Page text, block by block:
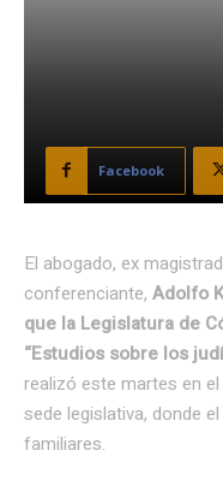
Facebook
El abogado, ex
conferenciante, Adolfo
que la Legislatura de
“Estudios sobre los
realizó este martes en
sede legislativa, donde
familiares.